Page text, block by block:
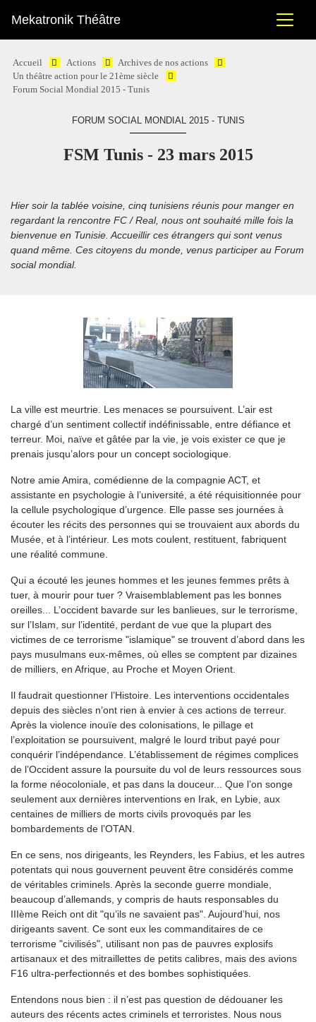
Mekatronik Théâtre
Accueil Actions
Archives de nos actions
Un théâtre action pour le 21ème siècle
Forum Social Mondial 2015 - Tunis
FORUM SOCIAL MONDIAL 2015 - TUNIS
FSM Tunis - 23 mars 2015
Hier soir la tablée voisine, cinq tunisiens réunis pour manger en
regardant la rencontre FC / Real, nous ont souhaité mille fois la
bienvenue en Tunisie. Accueillir ces étrangers qui sont venus
quand même. Ces citoyens du monde, venus participer au Forum
social mondial.
La ville est meurtrie. Les menaces se poursuivent. L’air est
chargé d’un sentiment collectif indéfinissable, entre défiance et
terreur. Moi, naïve et gâtée par la vie, je vois exister ce que je
prenais jusqu’alors pour un concept sociologique.
Notre amie Amira, comédienne de la compagnie ACT, et
assistante en psychologie à l’université, a été réquisitionnée pour
la cellule psychologique d’urgence. Elle passe ses journées à
écouter les récits des personnes qui se trouvaient aux abords du
Musée, et à l’intérieur. Les mots coulent, restituent, fabriquent
une réalité commune.
Qui a écouté les jeunes hommes et les jeunes femmes prêts à
tuer, à mourir pour tuer ? Vraisemblablement pas les bonnes
oreilles... L’occident bavarde sur les banlieues, sur le terrorisme,
sur l’Islam, sur l’identité, perdant de vue que la plupart des
victimes de ce terrorisme "islamique" se trouvent d’abord dans les
pays musulmans eux-mêmes, où elles se comptent par dizaines
de milliers, en Afrique, au Proche et Moyen Orient.
Il faudrait questionner l’Histoire. Les interventions occidentales
depuis des siècles n’ont rien à envier à ces actions de terreur.
Après la violence inouïe des colonisations, le pillage et
l’exploitation se poursuivent, malgré le lourd tribut payé pour
conquérir l’indépendance. L’établissement de régimes complices
de l’Occident assure la poursuite du vol de leurs ressources sous
la forme néocoloniale, et pas dans la douceur... Que l’on songe
seulement aux dernières interventions en Irak, en Lybie, aux
centaines de milliers de morts civils provoqués par les
bombardements de l’OTAN.
En ce sens, nos dirigeants, les Reynders, les Fabius, et les autres
potentats qui nous gouvernent peuvent être considérés comme
de véritables criminels. Après la seconde guerre mondiale,
beaucoup d’allemands, y compris de hauts responsables du
IIIème Reich ont dit "qu’ils ne savaient pas". Aujourd’hui, nos
dirigeants savent. Ce sont eux les commanditaires de ce
terrorisme "civilisés", utilisant non pas de pauvres explosifs
artisanaux et des mitraillettes de petits calibres, mais des avions
F16 ultra-perfectionnés et des bombes sophistiquées.
Entendons nous bien : il n’est pas question de dédouaner les
auteurs des récents actes criminels et terroristes. Nous nous